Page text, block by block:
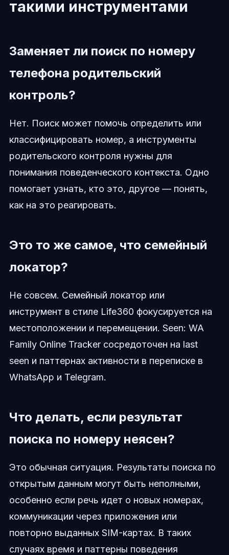
такими инструментами
Заменяет ли поиск по номеру
телефона родительский
контроль?
Нет. Поиск может помочь определить или
классифицировать номер, а инструменты
родительского контроля нужны для
понимания поведенческого контекста. Одно
помогает узнать, кто это, другое — понять,
как на это реагировать.
Это то же самое, что семейный
локатор?
Не совсем. Семейный локатор или
инструмент в стиле Life360 фокусируется на
местоположении и перемещении. Seen: WA
Family Online Tracker сосредоточен на last
seen и паттернах активности в переписке в
WhatsApp и Telegram.
Что делать, если результат
поиска по номеру неясен?
Это обычная ситуация. Результаты поиска по
открытым данным могут быть неполными,
особенно если речь идет о новых номерах,
коммуникации через приложения или
повторно выданных SIM-картах. В таких
случаях время и паттерны поведения